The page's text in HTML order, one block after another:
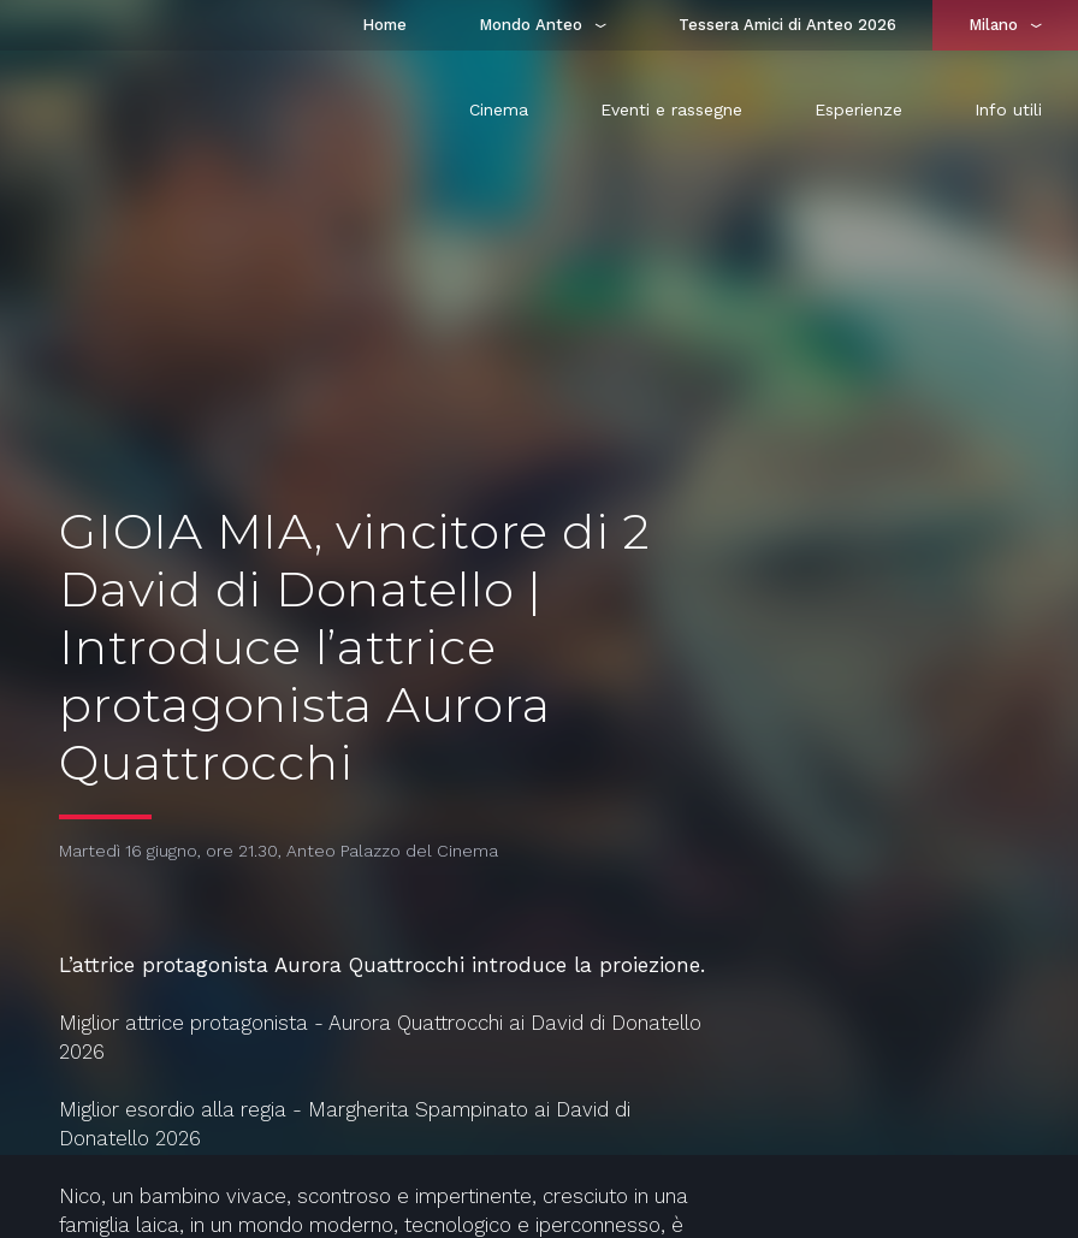
Home Mondo Anteo Tessera Amici di Anteo 2026 Milano
Cinema Eventi e rassegne Esperienze Info utili
GIOIA MIA, vincitore di 2
David di Donatello |
Introduce l’attrice
protagonista Aurora
Quattrocchi
Martedì 16 giugno, ore 21.30, Anteo Palazzo del Cinema
L’attrice protagonista Aurora Quattrocchi introduce la proiezione.
Miglior attrice protagonista - Aurora Quattrocchi ai David di Donatello
2026
Miglior esordio alla regia - Margherita Spampinato ai David di
Donatello 2026
Nico, un bambino vivace, scontroso e impertinente, cresciuto in una
famiglia laica, in un mondo moderno, tecnologico e iperconnesso, è